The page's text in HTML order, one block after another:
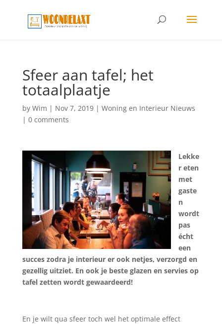
Sfeer aan tafel; het
totaalplaatje
by Wim | Nov 7, 2019| Woning en Interieur Nieuws
| 0 comments
Lekke
r eten
met
gaste
n
wordt
pas
écht
een
succes zodra je interieur er ook netjes, verzorgd en
gezellig uitziet. En ook je beste glazen en servies op
tafel zetten wordt gewaardeerd!
En je wilt qua sfeer toch wel het optimale effect